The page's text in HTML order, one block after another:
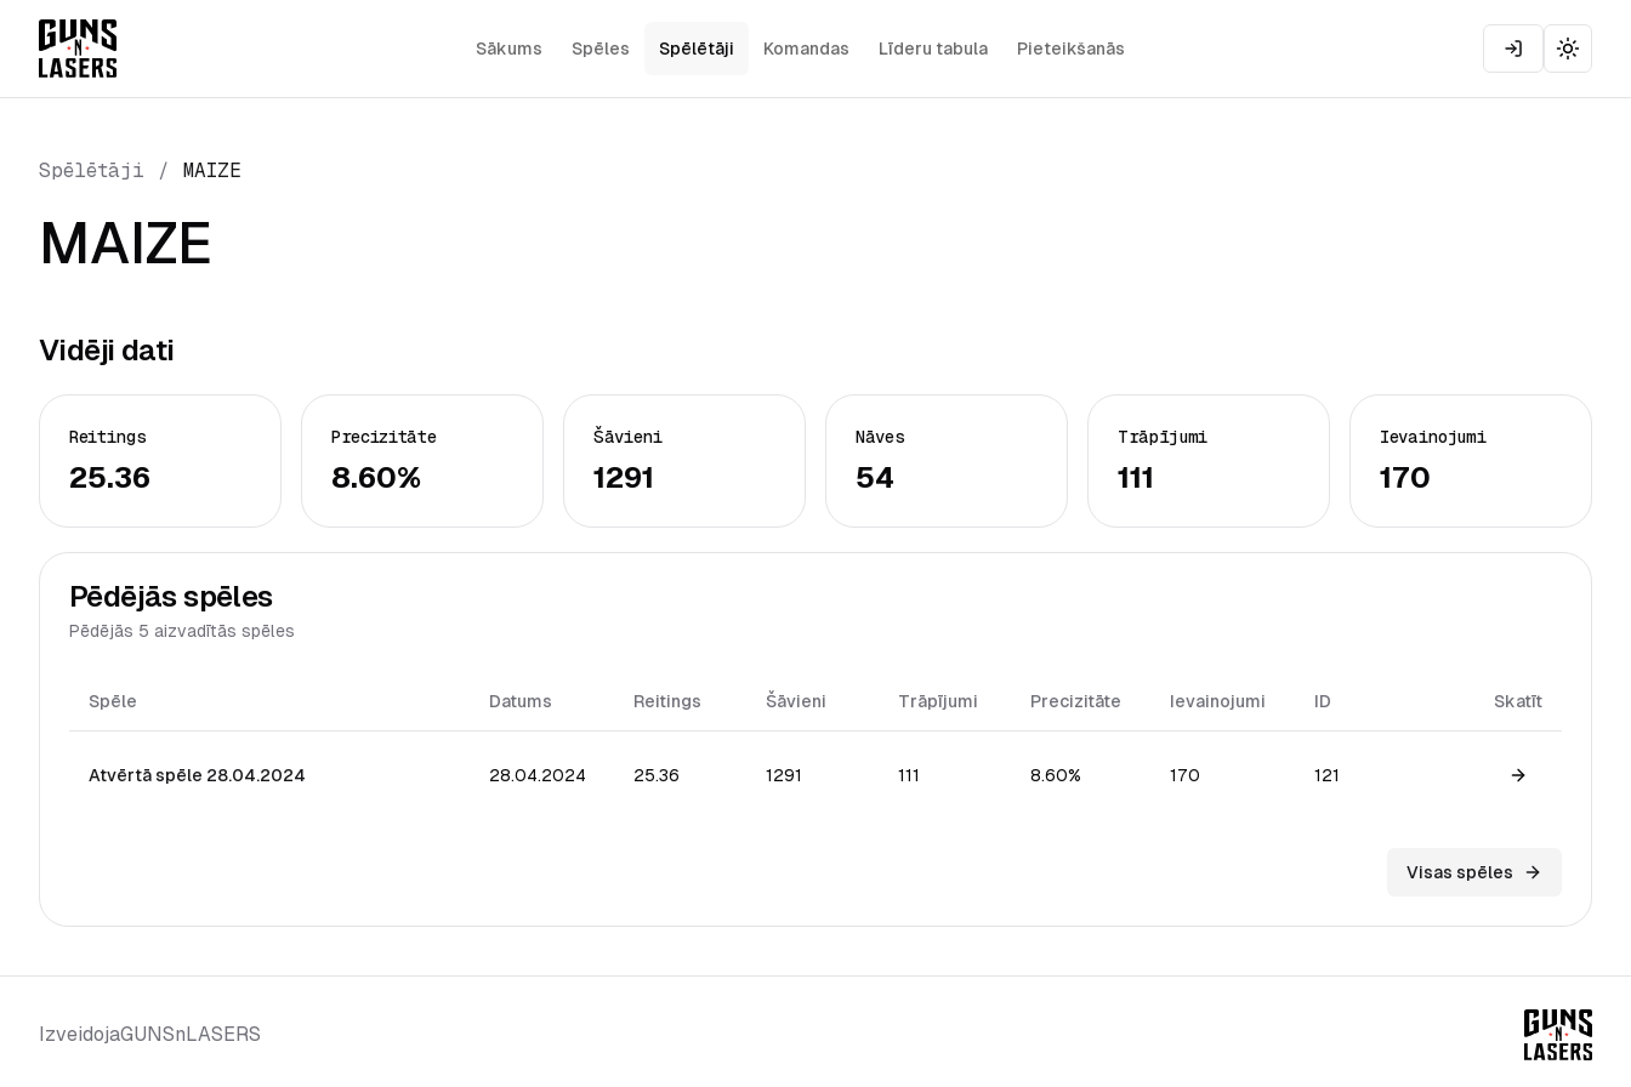
Sākums Spēles Spēlētāji Komandas Līderu tabula Pieteikšanās
Toggle
Spēlētāji / MAIZE
MAIZE
Vidēji dati
Reitings
25.36
Precizitāte
8.60%
Šāvieni
1291
Nāves
54
Trāpījumi
111
Ievainojumi
170
Pēdējās spēles
Pēdējās 5 aizvadītās spēles
Spēle Datums Reitings Šāvieni Trāpījumi Precizitāte Ievainojumi ID Skatīt
Atvērtā spēle 28.04.2024 28.04.2024 25.36 1291 111 8.60% 170 121
View game
Visas spēles
IzveidojaGUNSnLASERS